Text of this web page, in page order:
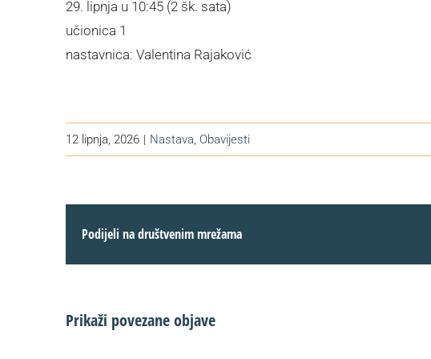
29. lipnja u 10:45 (2 šk. sata)
učionica 1
nastavnica: Valentina Rajaković
12 lipnja, 2026 | Nastava, Obavijesti
Podijeli na društvenim mrežama
Prikaži povezane objave